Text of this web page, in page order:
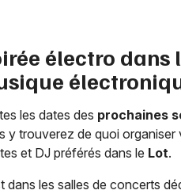
électro dans
les dates des prochaines
y trouverez de quoi
et DJ préférés dans le Lot.
dans les salles de concerts